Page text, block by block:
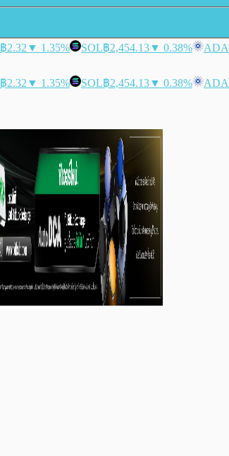
฿2.32 ▼ 1.35% SOL฿2,454.13▼ 0.38% ADA
฿2.32 ▼ 1.35% SOL฿2,454.13▼ 0.38% ADA